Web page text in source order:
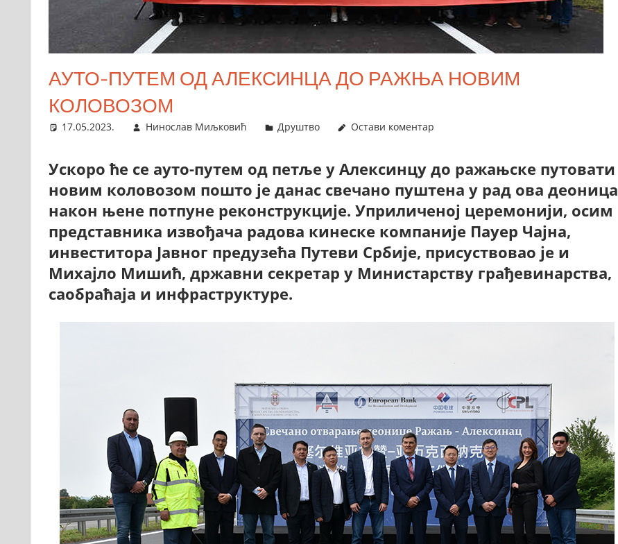
АУТО-ПУТЕМ ОД АЛЕКСИНЦА ДО РАЖЊА НОВИМ
КОЛОВОЗОМ
17.05.2023. Нинослав Миљковић Друштво Остави коментар
Ускоро ће се ауто-путем од петље у Алексинцу до ражањске путовати
новим коловозом пошто је данас свечано пуштена у рад ова деоница
након њене потпуне реконструкције. Уприличеној церемонији, осим
представника извођача радова кинеске компаније Пауер Чајна,
инвеститора Јавног предузећа Путеви Србије, присуствовао је и
Михајло Мишић, државни секретар у Министарству грађевинарства,
саобраћаја и инфраструктуре.